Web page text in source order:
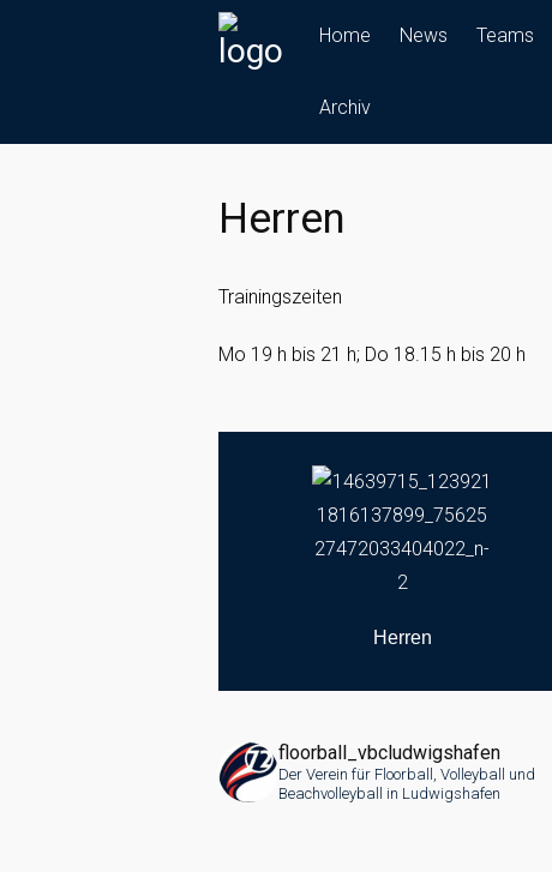
Home News Teams
Archiv
Herren
Trainingszeiten
Mo 19 h bis 21 h; Do 18.15 h bis 20 h
Herren
floorball_vbcludwigshafen
Der Verein für Floorball, Volleyball und
Beachvolleyball in Ludwigshafen